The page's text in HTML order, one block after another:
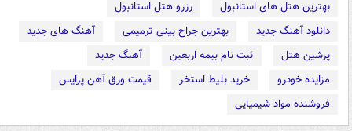
بهترین هتل های استانبول
رزرو هتل استانبول
دانلود آهنگ جدید
بهترین جراح بینی ترمیمی
آهنگ های جدید
پرشین هتل
ثبت نام بیمه اربعین
آهنگ جدید
مزایده خودرو
خرید بلیط استخر
قیمت ورق آهن پرایس
فروشنده مواد شیمیایی